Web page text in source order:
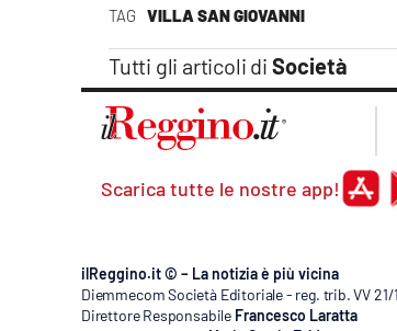
TAG VILLA SAN GIOVANNI
Tutti gli articoli di Società
Scarica tutte le nostre app!
ilReggino.it © – La notizia è più vicina
Diemmecom Società Editoriale - reg. trib. VV 21/
Direttore Responsabile Francesco Laratta